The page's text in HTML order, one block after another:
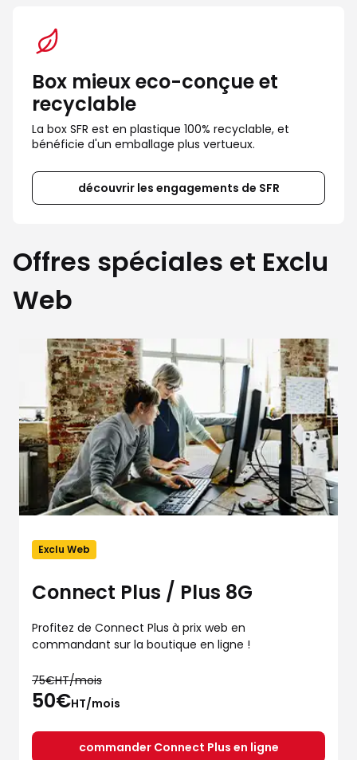
Box mieux eco-conçue et
recyclable
La box SFR est en plastique 100% recyclable, et
bénéficie d'un emballage plus vertueux.
découvrir les engagements de SFR
Offres spéciales et Exclu
Web
Exclu Web
Connect Plus / Plus 8G
Profitez de Connect Plus à prix web en
commandant sur la boutique en ligne !
75€HT/mois
50€HT/mois
commander Connect Plus en ligne